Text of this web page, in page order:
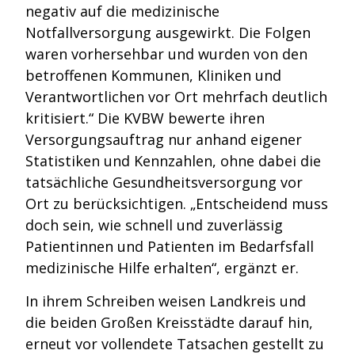
negativ auf die medizinische
Notfallversorgung ausgewirkt. Die Folgen
waren vorhersehbar und wurden von den
betroffenen Kommunen, Kliniken und
Verantwortlichen vor Ort mehrfach deutlich
kritisiert.“ Die KVBW bewerte ihren
Versorgungsauftrag nur anhand eigener
Statistiken und Kennzahlen, ohne dabei die
tatsächliche Gesundheitsversorgung vor
Ort zu berücksichtigen. „Entscheidend muss
doch sein, wie schnell und zuverlässig
Patientinnen und Patienten im Bedarfsfall
medizinische Hilfe erhalten“, ergänzt er.
In ihrem Schreiben weisen Landkreis und
die beiden Großen Kreisstädte darauf hin,
erneut vor vollendete Tatsachen gestellt zu